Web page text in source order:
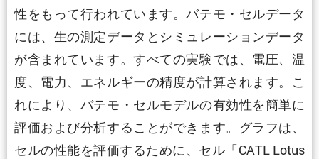
性をもって行われています。バテモ・セルデータ
には、生の測定データとシミュレーションデータ
が含まれています。すべての実験では、電圧、温
度、電力、エネルギーの精度が計算されます。こ
れにより、バテモ・セルモデルの有効性を簡単に
評価および分析することができます。グラフは、
セルの性能を評価するために、セル「CATL Lotus